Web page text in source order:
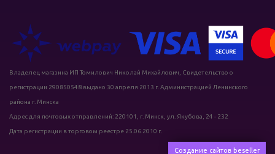
Владелец магазина ИП Томилович Николай Михайлович, Свидетельство о
регистрации 290850548 выдано 30 апреля 2013 г. Администрацией Ленинского
района г. Минска
Адрес для почтовых отправлений: 220101, г. Минск, ул. Якубова, 24 - 232
Дата регистрации в торговом реестре 25.06.2010 г.
Создание сайтов beseller